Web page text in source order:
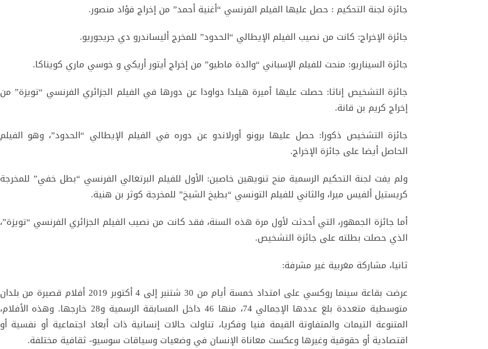
جائزة لجنة التحكيم : حصل عليها الفيلم الفرنسي “أغنية أحمد” من إخراج فؤاد منصور.
جائزة الإخراج: كانت من نصيب الفيلم الإيطالي “الحدود” للمخرج أليساندرو دي جريجوريو.
جائزة السيناريو: منحت للفيلم الإسباني “والدة ماطيو” من إخراج أيتور أريكي و خوسي ماري كويناكا.
جائزة التشخيص إناثا: حصلت عليها أميرة هيلدا دواودا عن دورها في الفيلم الجزائري الفرنسي “تويزة” من
إخراج كريم بن قانة.
جائزة التشخيص ذكورا: حصل عليها برونو أورلاندو عن دوره في الفيلم الإيطالي “الحدود”، وهو الفيلم
الحاصل أيضا على جائزة الإخراج.
ولم يفت لجنة التحكيم الرسمية منح تنويهين خاصين: الأول للفيلم البرتغالي الفرنسي “بطل خفي” للمخرجة
كريستيل ألفيس ميرا، والثاني للفيلم التونسي “بطيخ الشيخ” للمخرجة كوثر بن هنية.
أما جائزة الجمهور، التي أحدثت لأول مرة هذه السنة، فقد كانت من نصيب الفيلم الجزائري الفرنسي “تويزة”،
الذي حصلت بطلته على جائزة التشخيص.
ثانيا، مشاركة مغربية غير مشرفة:
عرضت بقاعة سينما روكسي على امتداد خمسة أيام من 30 شتنبر إلى 4 أكتوبر 2019 أفلام قصيرة من بلدان
متوسطية متعددة بلغ عددها الإجمالي 74، منها 46 داخل المسابقة الرسمية و28 خارجها. وهذه الأفلام،
المتنوعة التيمات والمتفاوتة القيمة فنيا وفكريا، تناولت حالات إنسانية ذات أبعاد اجتماعية أو نفسية أو
اقتصادية أو حقوقية وغيرها وعكست معاناة الإنسان في وضعيات وسياقات سوسيو- ثقافية مختلفة.